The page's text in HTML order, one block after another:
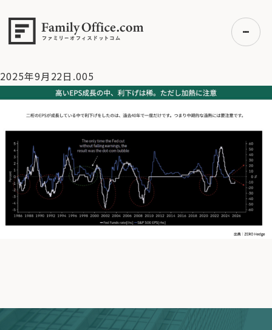
初めての方へ
ご利用の流れ・プラン
事例紹介
エキスパート一覧
無料講座
コラム
利用者の声
運営会社
もなかなか崩れない4つの理由【9/22 マーケット見通し】>
2025年9月22日.005